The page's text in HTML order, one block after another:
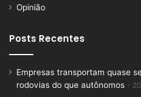
Opinião
Posts Recentes
Empresas transportam quase
rodovias do que autônomos